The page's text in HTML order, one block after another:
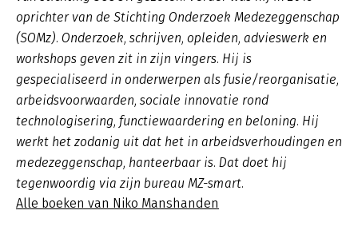
oprichter van de Stichting Onderzoek Medezeggenschap
(SOMz). Onderzoek, schrijven, opleiden, advieswerk en
workshops geven zit in zijn vingers. Hij is
gespecialiseerd in onderwerpen als fusie/reorganisatie,
arbeidsvoorwaarden, sociale innovatie rond
technologisering, functiewaardering en beloning. Hij
werkt het zodanig uit dat het in arbeidsverhoudingen en
medezeggenschap, hanteerbaar is. Dat doet hij
tegenwoordig via zijn bureau MZ-smart.
Alle boeken van Niko Manshanden